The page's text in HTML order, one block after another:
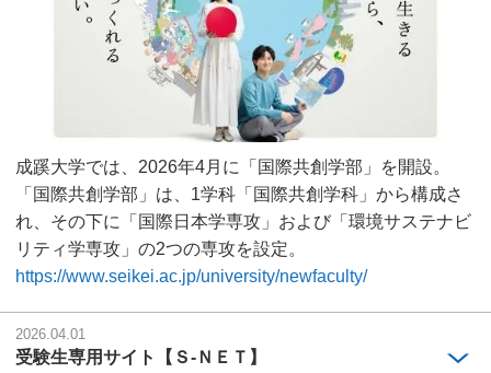
成蹊大学では、2026年4月に「国際共創学部」を開設。
「国際共創学部」は、1学科「国際共創学科」から構成さ
れ、その下に「国際日本学専攻」および「環境サステナビ
リティ学専攻」の2つの専攻を設定。
https://www.seikei.ac.jp/university/newfaculty/
2026.04.01
受験生専用サイト【Ｓ-ＮＥＴ】